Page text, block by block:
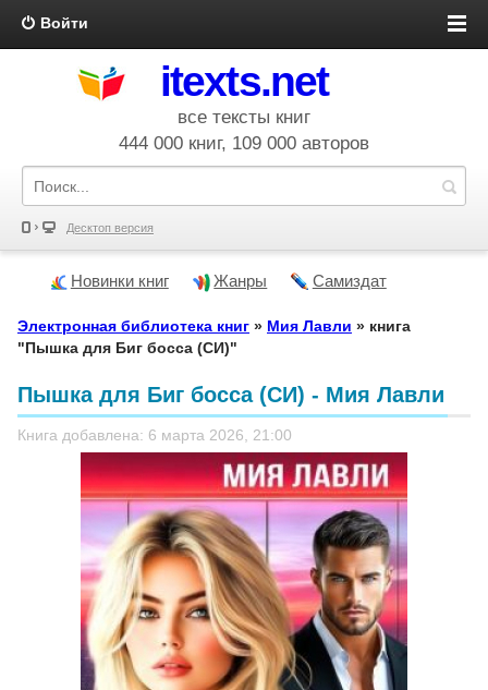
Войти
itexts.net
все тексты книг
444 000 книг, 109 000 авторов
Десктоп версия
Новинки книг Жанры Самиздат
Электронная библиотека книг » Мия Лавли » книга
"Пышка для Биг босса (СИ)"
Пышка для Биг босса (СИ) - Мия Лавли
Книга добавлена: 6 марта 2026, 21:00